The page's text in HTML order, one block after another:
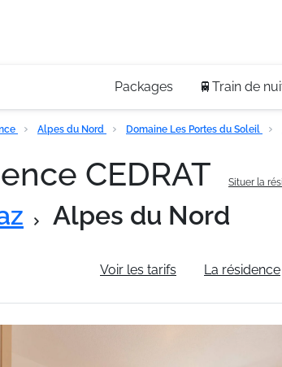
Packages 🚆Train de
Alpes du Nord Domaine Les Portes du Soleil
CEDRAT Situer la
Alpes du Nord
Voir les tarifs La résidence